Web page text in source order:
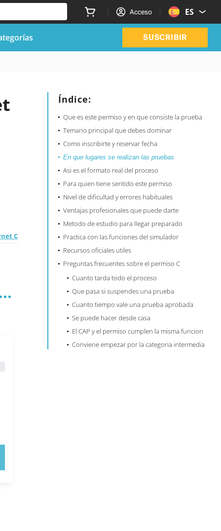
Acceso ES
SUSCRIBIR
Índice:
Que es este permiso y en que consiste la prueba
Temario principal que debes dominar
Como inscribirte y reservar fecha
En que lugares se realizan las pruebas
Asi es el formato real del proceso
Para quien tiene sentido este permiso
Nivel de dificultad y errores habituales
Ventajas profesionales que puede darte
Metodo de estudio para llegar preparado
Practica con las funciones del simulador
Recursos oficiales utiles
Preguntas frecuentes sobre el permiso C
Cuanto tarda todo el proceso
Que pasa si suspendes una prueba
Cuanto tiempo vale una prueba aprobada
Se puede hacer desde casa
El CAP y el permiso cumplen la misma funcion
Conviene empezar por la categoria intermedia
C